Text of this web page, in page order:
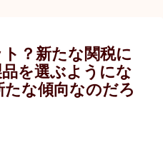
？新たな関税に
を選ぶようにな
な傾向なのだろ